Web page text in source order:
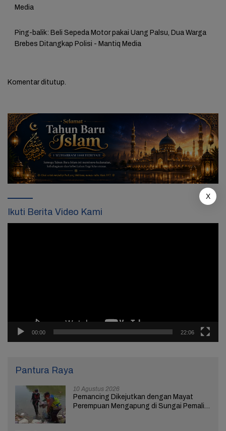
Media
Ping-balik: Beli Sepeda Motor pakai Uang Palsu, Dua Warga
Brebes Ditangkap Polisi - Mantiq Media
Komentar ditutup.
Ikuti Berita Video Kami
00:00 22:06
Pantura Raya
10 Agustus 2026
Pemancing Dikejutkan dengan Mayat
Perempuan Mengapung di Sungai Pemali
X